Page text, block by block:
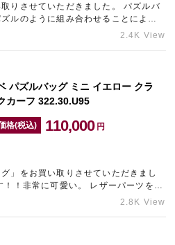
せていただきました。 パズルバ
ルのように組み合わせることにより
クな構造になっているのが特徴です…
2.4K View
パズルバッグ ミニ イエロー クラ
カーフ 322.30.U95
格(税込) 110,000 円
」をお買い取りさせていただきまし
！非常に可愛い。 レザーパーツをパ
的フォルムと、フラットに折りたた…
2.8K View